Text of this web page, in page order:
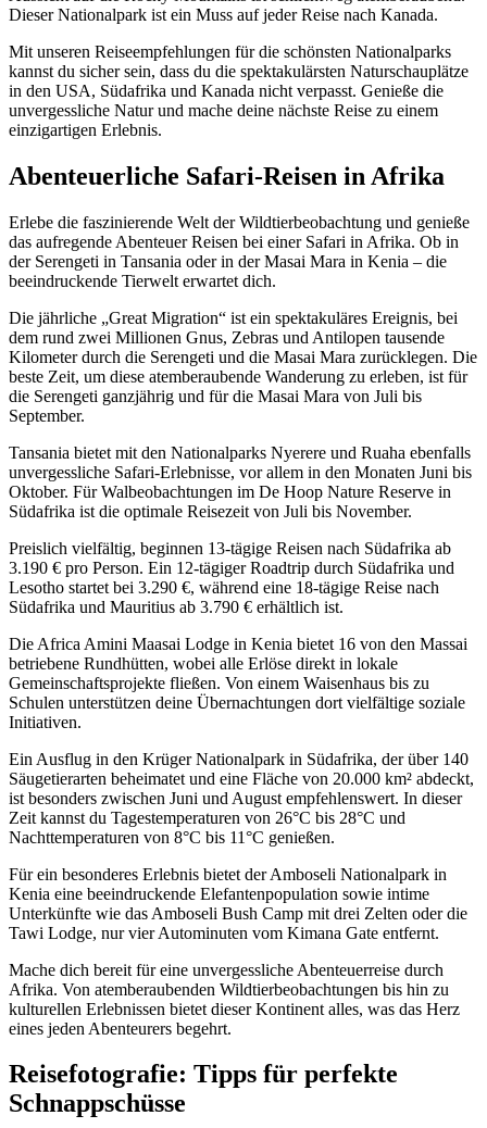
Dieser Nationalpark ist ein Muss auf jeder Reise nach Kanada.
Mit unseren Reiseempfehlungen für die schönsten Nationalparks
kannst du sicher sein, dass du die spektakulärsten Naturschauplätze
in den USA, Südafrika und Kanada nicht verpasst. Genieße die
unvergessliche Natur und mache deine nächste Reise zu einem
einzigartigen Erlebnis.
Abenteuerliche Safari-Reisen in Afrika
Erlebe die faszinierende Welt der Wildtierbeobachtung und genieße
das aufregende Abenteuer Reisen bei einer Safari in Afrika. Ob in
der Serengeti in Tansania oder in der Masai Mara in Kenia – die
beeindruckende Tierwelt erwartet dich.
Die jährliche „Great Migration“ ist ein spektakuläres Ereignis, bei
dem rund zwei Millionen Gnus, Zebras und Antilopen tausende
Kilometer durch die Serengeti und die Masai Mara zurücklegen. Die
beste Zeit, um diese atemberaubende Wanderung zu erleben, ist für
die Serengeti ganzjährig und für die Masai Mara von Juli bis
September.
Tansania bietet mit den Nationalparks Nyerere und Ruaha ebenfalls
unvergessliche Safari-Erlebnisse, vor allem in den Monaten Juni bis
Oktober. Für Walbeobachtungen im De Hoop Nature Reserve in
Südafrika ist die optimale Reisezeit von Juli bis November.
Preislich vielfältig, beginnen 13-tägige Reisen nach Südafrika ab
3.190 € pro Person. Ein 12-tägiger Roadtrip durch Südafrika und
Lesotho startet bei 3.290 €, während eine 18-tägige Reise nach
Südafrika und Mauritius ab 3.790 € erhältlich ist.
Die Africa Amini Maasai Lodge in Kenia bietet 16 von den Massai
betriebene Rundhütten, wobei alle Erlöse direkt in lokale
Gemeinschaftsprojekte fließen. Von einem Waisenhaus bis zu
Schulen unterstützen deine Übernachtungen dort vielfältige soziale
Initiativen.
Ein Ausflug in den Krüger Nationalpark in Südafrika, der über 140
Säugetierarten beheimatet und eine Fläche von 20.000 km² abdeckt,
ist besonders zwischen Juni und August empfehlenswert. In dieser
Zeit kannst du Tagestemperaturen von 26°C bis 28°C und
Nachttemperaturen von 8°C bis 11°C genießen.
Für ein besonderes Erlebnis bietet der Amboseli Nationalpark in
Kenia eine beeindruckende Elefantenpopulation sowie intime
Unterkünfte wie das Amboseli Bush Camp mit drei Zelten oder die
Tawi Lodge, nur vier Autominuten vom Kimana Gate entfernt.
Mache dich bereit für eine unvergessliche Abenteuerreise durch
Afrika. Von atemberaubenden Wildtierbeobachtungen bis hin zu
kulturellen Erlebnissen bietet dieser Kontinent alles, was das Herz
eines jeden Abenteurers begehrt.
Reisefotografie: Tipps für perfekte
Schnappschüsse